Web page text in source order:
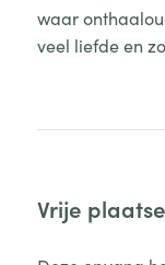
waar
veel liefde en
Vrije